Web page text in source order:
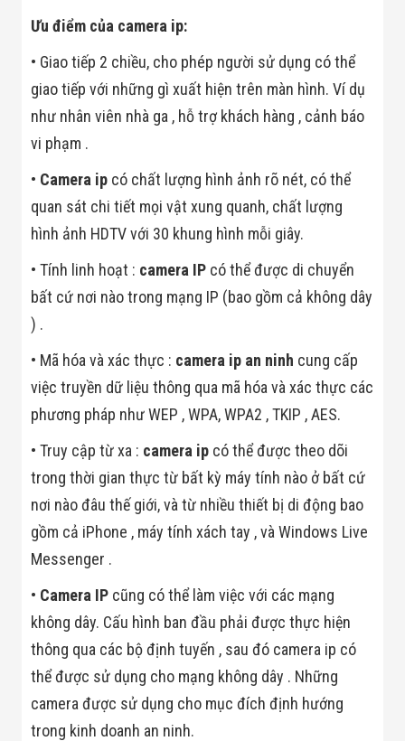
Phẩm Đóng Gói
Giải Pháp Thiết
Bị Ngành May
Mặc - Giày Da
Giải Pháp Thiết
Bị Ngành Giáo
Dục
Lẻ - Retail
Giải Pháp
Chuyên Dụng
Giải Pháp Bãi
Giữ Xe Thông
Minh
Sản Phẩm
THIẾT BỊ AN
NINH
Camera Thông
Minh
Cổng Từ Siêu
Thị
Máy Đếm
Phòng Chống
Khủng Bố
Camera Đo
Thân Nhiệt
THIẾT BỊ
CHUYÊN
DỤNG
Máy Dò Tạp
Ưu điểm của camera ip:
• Giao tiếp 2 chiều, cho phép người sử dụng có thể
giao tiếp với những gì xuất hiện trên màn hình. Ví dụ
như nhân viên nhà ga , hỗ trợ khách hàng , cảnh báo
vi phạm .
• Camera ip có chất lượng hình ảnh rõ nét, có thể
quan sát chi tiết mọi vật xung quanh, chất lượng
hình ảnh HDTV với 30 khung hình mỗi giây.
• Tính linh hoạt : camera IP có thể được di chuyển
bất cứ nơi nào trong mạng IP (bao gồm cả không dây
) .
• Mã hóa và xác thực : camera ip an ninh cung cấp
việc truyền dữ liệu thông qua mã hóa và xác thực các
phương pháp như WEP , WPA, WPA2 , TKIP , AES.
• Truy cập từ xa : camera ip có thể được theo dõi
trong thời gian thực từ bất kỳ máy tính nào ở bất cứ
nơi nào đâu thế giới, và từ nhiều thiết bị di động bao
gồm cả iPhone , máy tính xách tay , và Windows Live
Messenger .
• Camera IP cũng có thể làm việc với các mạng
không dây. Cấu hình ban đầu phải được thực hiện
thông qua các bộ định tuyến , sau đó camera ip có
thể được sử dụng cho mạng không dây . Những
camera được sử dụng cho mục đích định hướng
trong kinh doanh an ninh.